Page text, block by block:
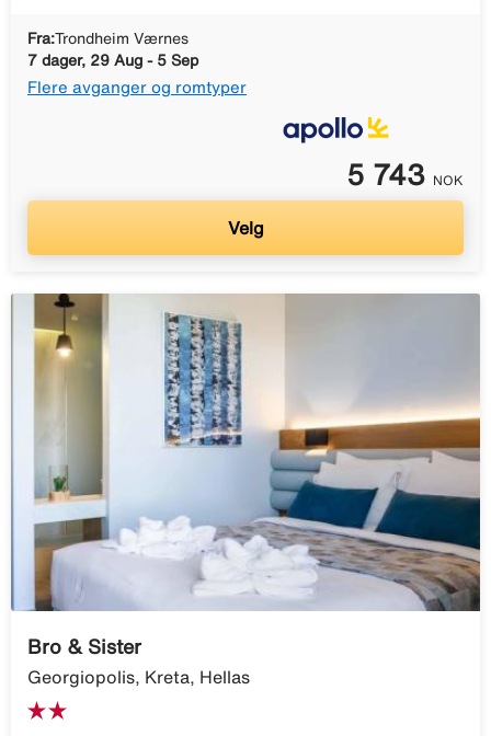
Fra:Trondheim Værnes
7 dager, 29 Aug - 5 Sep
Flere avganger og romtyper
5 743 NOK
Velg
Bro & Sister
Georgiopolis, Kreta, Hellas